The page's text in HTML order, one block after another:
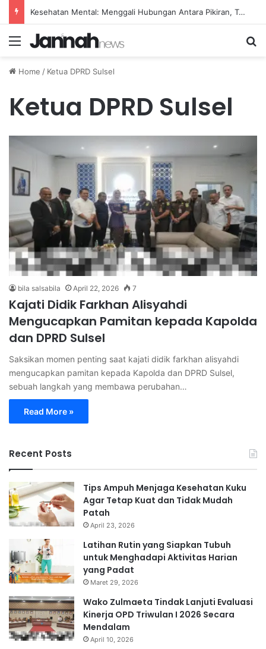
Kesehatan Mental: Menggali Hubungan Antara Pikiran, Tubuh, dan Emosi secara Mendalam
Menu
Home / Ketua DPRD Sulsel
Ketua DPRD Sulsel
bila salsabila April 22, 2026 7
Kajati Didik Farkhan Alisyahdi
Mengucapkan Pamitan kepada Kapolda
dan DPRD Sulsel
Saksikan momen penting saat kajati didik farkhan alisyahdi
mengucapkan pamitan kepada Kapolda dan DPRD Sulsel,
sebuah langkah yang membawa perubahan…
Read More »
Recent Posts
Tips Ampuh Menjaga Kesehatan Kuku
Agar Tetap Kuat dan Tidak Mudah
Patah
April 23, 2026
Latihan Rutin yang Siapkan Tubuh
untuk Menghadapi Aktivitas Harian
yang Padat
Maret 29, 2026
Wako Zulmaeta Tindak Lanjuti Evaluasi
Kinerja OPD Triwulan I 2026 Secara
Mendalam
April 10, 2026